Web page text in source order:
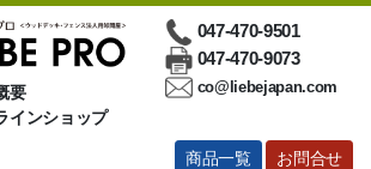
要
インショップ
047-470-9501
047-470-9073
co@liebejapan.com
商品一覧 お問合せ